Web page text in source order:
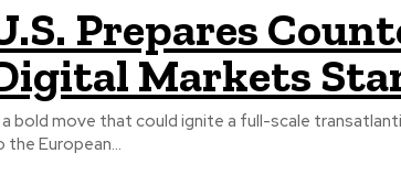
Prepares
Markets
a bold move that could ignite a full-scale
the European...